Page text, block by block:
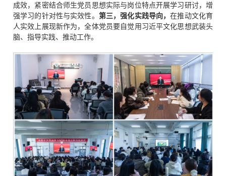
成效，紧密结合师生党员思想实际与岗位特点开展学习研讨，增
强学习的针对性与实效性。 第三，强化实践导向，在推动文化育
人实效上展现新作为，全体党员要自觉用习近平文化思想武装头
脑、指导实践、推动工作。